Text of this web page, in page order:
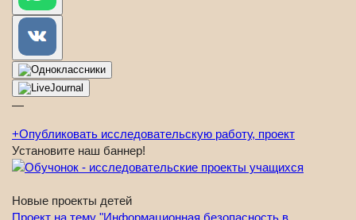
—
+Опубликовать исследовательскую работу, проект
Установите наш баннер!
Новые проекты детей